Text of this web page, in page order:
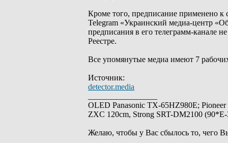
Кроме того, предписание применено к
Telegram «Украинский медиа-центр
предписания в его телеграмм-канале
Реестре.
Все упомянутые медиа имеют 7
Источник:
detector.media
OLED Panasonic TX-65HZ980E;
ZXC 120cm, Strong SRT-DM2100
Желаю, чтобы у Вас сбылось то, чего